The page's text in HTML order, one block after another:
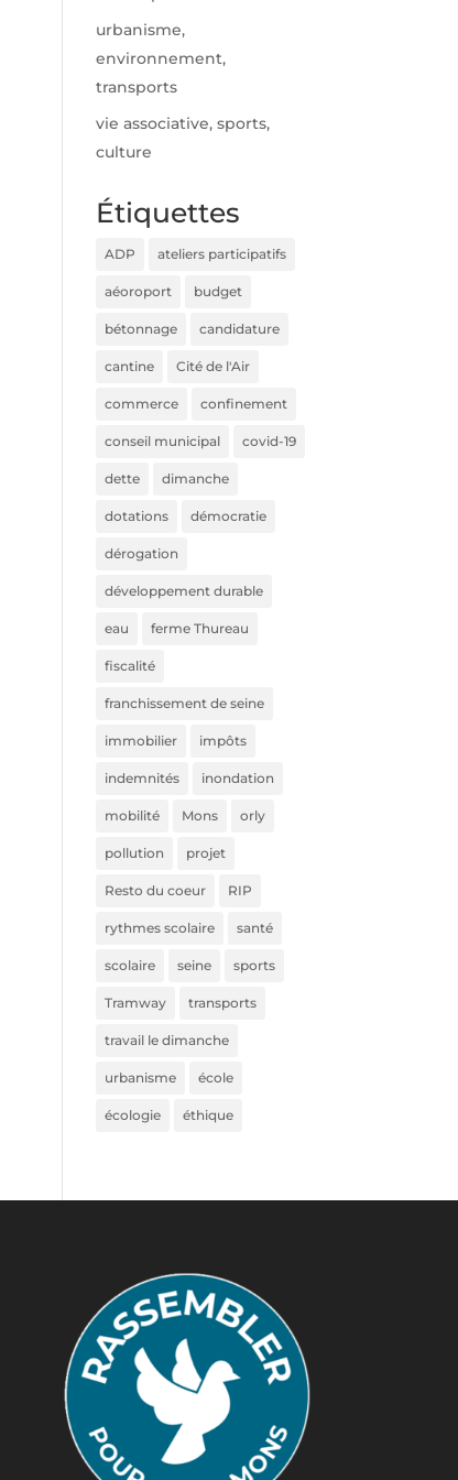
urbanisme,
environnement,
transports
vie associative, sports,
culture
Étiquettes
ADP ateliers participatifs
aéoroport budget
bétonnage candidature
cantine Cité de l'Air
commerce confinement
conseil municipal covid-19
dette dimanche
dotations démocratie
dérogation
développement durable
eau ferme Thureau
fiscalité
franchissement de seine
immobilier impôts
indemnités inondation
mobilité Mons orly
pollution projet
Resto du coeur RIP
rythmes scolaire santé
scolaire seine sports
Tramway transports
travail le dimanche
urbanisme école
écologie éthique